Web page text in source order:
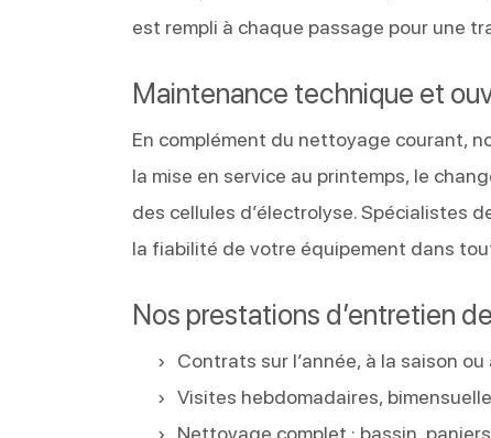
est rempli à chaque passage pour une
Maintenance technique et
En complément du nettoyage courant,
la mise en service au printemps, le
des cellules d’électrolyse. Spécialistes
la fiabilité de votre équipement dans
Nos prestations d’entretien
Contrats sur l’année, à la saison ou
Visites hebdomadaires,
Nettoyage complet : bassin,